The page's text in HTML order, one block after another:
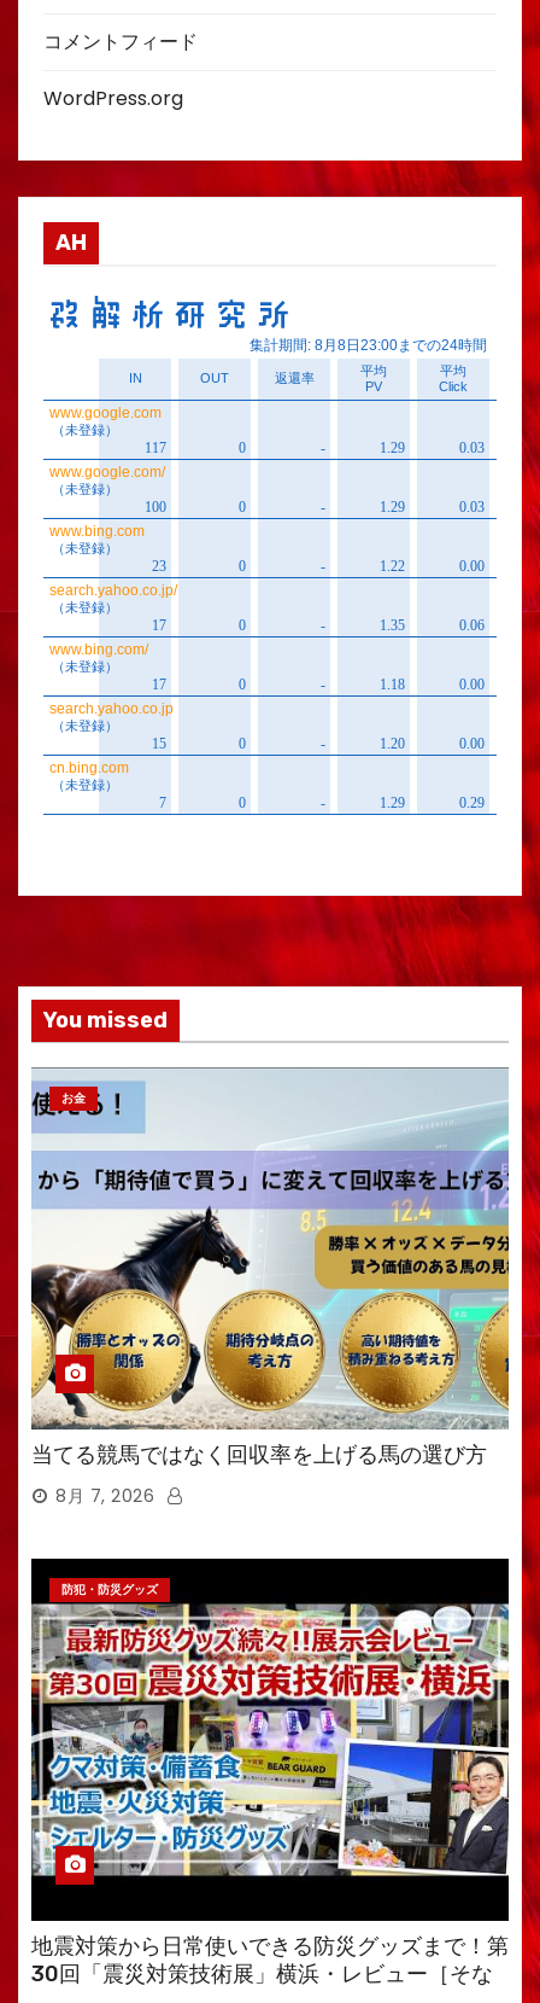
コメントフィード
WordPress.org
AH
You missed
お金
当てる競馬ではなく回収率を上げる馬の選び方
8月 7, 2026
防犯・防災グッズ
地震対策から日常使いできる防災グッズまで！第
30回「震災対策技術展」横浜・レビュー［そな